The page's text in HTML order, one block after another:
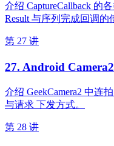
介绍 CaptureCallback 的
Result 与序列完成回调的
第 27 讲
27. Android
介绍 GeekCamera2 中连
与请求 下发方式。
第 28 讲